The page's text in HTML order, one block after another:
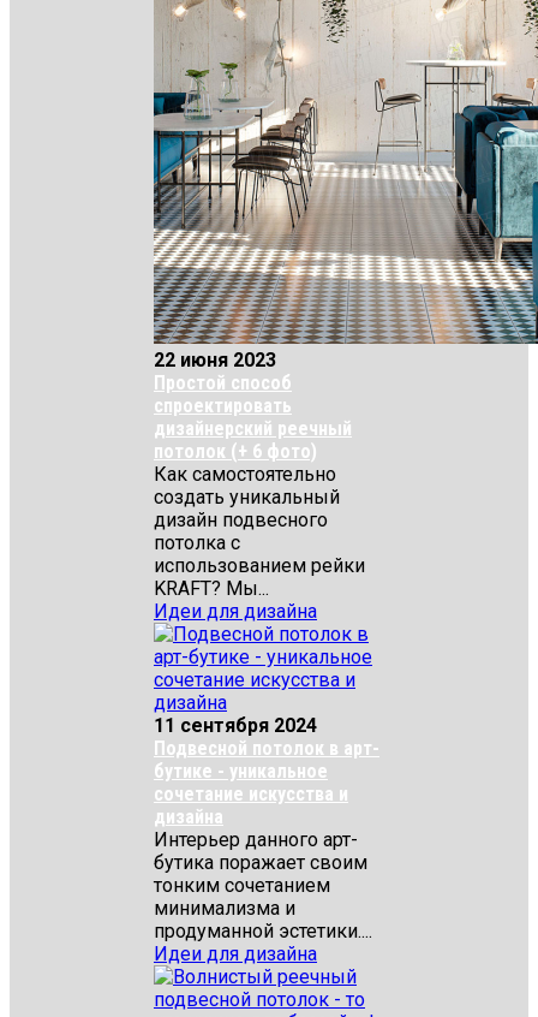
22 июня 2023
Простой способ
спроектировать
дизайнерский реечный
потолок (+ 6 фото)
Как самостоятельно
создать уникальный
дизайн подвесного
потолка с
использованием рейки
KRAFT? Мы...
Идеи для дизайна
11 сентября 2024
Подвесной потолок в арт-
бутике - уникальное
сочетание искусства и
дизайна
Интерьер данного арт-
бутика поражает своим
тонким сочетанием
минимализма и
продуманной эстетики....
Идеи для дизайна